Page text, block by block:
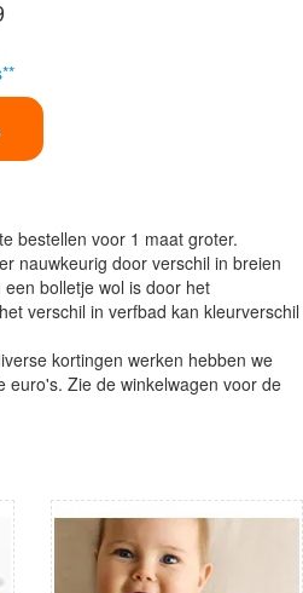
bestellen voor 1 maat groter.
nauwkeurig door verschil in breien
bolletje wol is door het
verschil in verfbad kan kleurverschil
kortingen werken hebben we
euro's. Zie de winkelwagen voor de